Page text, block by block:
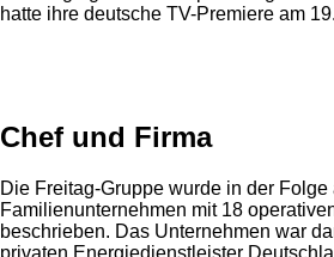
hatte ihre deutsche TV-Premiere am
Chef und Firma
Die Freitag-Gruppe wurde in der Folge
Familienunternehmen mit 18
beschrieben. Das Unternehmen war